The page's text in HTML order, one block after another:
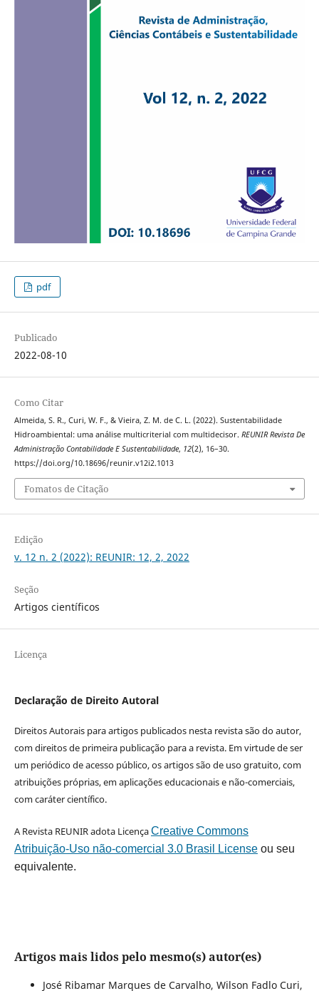
pdf
Publicado
2022-08-10
Como Citar
Almeida, S. R., Curi, W. F., & Vieira, Z. M. de C. L. (2022). Sustentabilidade
Hidroambiental: uma análise multicriterial com multidecisor. REUNIR Revista De
Administração Contabilidade E Sustentabilidade, 12(2), 16–30.
https://doi.org/10.18696/reunir.v12i2.1013
Fomatos de Citação
Edição
v. 12 n. 2 (2022): REUNIR: 12, 2, 2022
Seção
Artigos científicos
Licença
Declaração de Direito Autoral
Direitos Autorais para artigos publicados nesta revista são do autor,
com direitos de primeira publicação para a revista. Em virtude de ser
um periódico de acesso público, os artigos são de uso gratuito, com
atribuições próprias, em aplicações educacionais e não-comerciais,
com caráter científico.
A Revista REUNIR adota LicençaCreative Commons
Atribuição-Uso não-comercial 3.0 Brasil Licenseou seu
equivalente.
Artigos mais lidos pelo mesmo(s) autor(es)
José Ribamar Marques de Carvalho, Wilson Fadlo Curi,